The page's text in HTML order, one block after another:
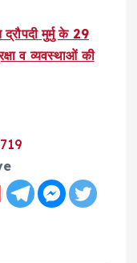
मुर्मु के 29
व व्यवस्थाओं की